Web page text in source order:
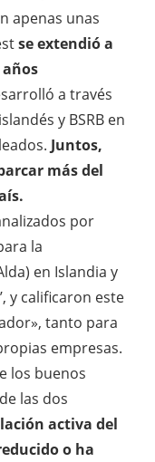
apenas unas
se extendió a
años
a través
y BSRB en
Juntos,
más del
por
la
en Islandia y
y calificaron este
tanto para
empresas.
los buenos
las dos
activa del
o ha